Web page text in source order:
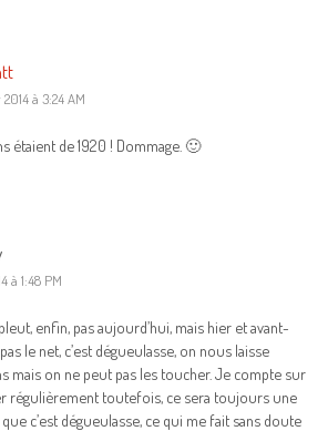
à 3:24 AM
étaient de 1920 ! Dommage. 🙂
à 1:48 PM
enfin, pas aujourd’hui, mais hier et avant-
le net, c’est dégueulasse, on nous laisse
mais on ne peut pas les toucher. Je compte sur
régulièrement toutefois, ce sera toujours une
c’est dégueulasse, ce qui me fait sans doute